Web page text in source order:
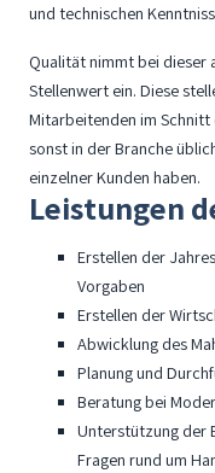
und technischen
Qualität nimmt bei dieser
Stellenwert ein. Diese
Mitarbeitenden im
sonst in der Branche
einzelner Kunden haben.
Leistungen
Erstellen der
Vorgaben
Erstellen der
Abwicklung des
Planung und
Beratung bei
Unterstützung der
Fragen rund um